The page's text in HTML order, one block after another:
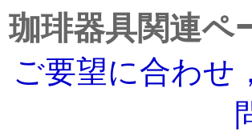
珈琲器具関連ペ
ご要望に合わせ